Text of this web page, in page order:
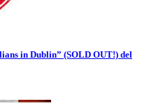
in Dublin” (SOLD OUT!) del